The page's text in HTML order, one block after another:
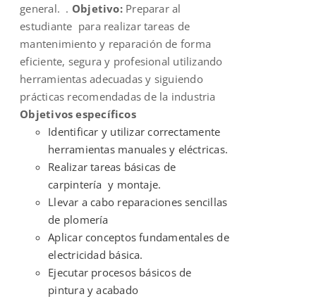
general. . Objetivo:Preparar al
estudiante para realizar tareas de
mantenimiento y reparación de forma
eficiente, segura y profesional utilizando
herramientas adecuadas y siguiendo
prácticas recomendadas de la industria
Objetivos específicos
Identificar y utilizar correctamente
herramientas manuales y eléctricas.
Realizar tareas básicas de
carpintería y montaje.
Llevar a cabo reparaciones sencillas
de plomería
Aplicar conceptos fundamentales de
electricidad básica.
Ejecutar procesos básicos de
pintura y acabado